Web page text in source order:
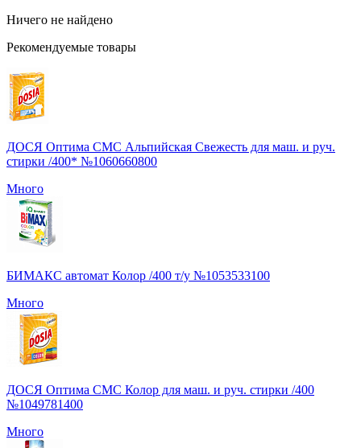
Ничего не найдено
Рекомендуемые товары
ДОСЯ Оптима СМС Альпийская Свежесть для маш. и руч.
стирки /400* №1060660800
Много
БИМАКС автомат Колор /400 т/у №1053533100
Много
ДОСЯ Оптима СМС Колор для маш. и руч. стирки /400
№1049781400
Много